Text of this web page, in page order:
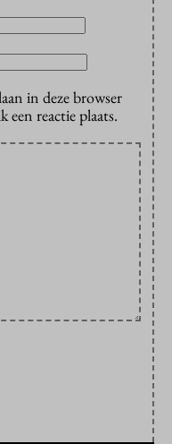
in deze browser
een reactie plaats.